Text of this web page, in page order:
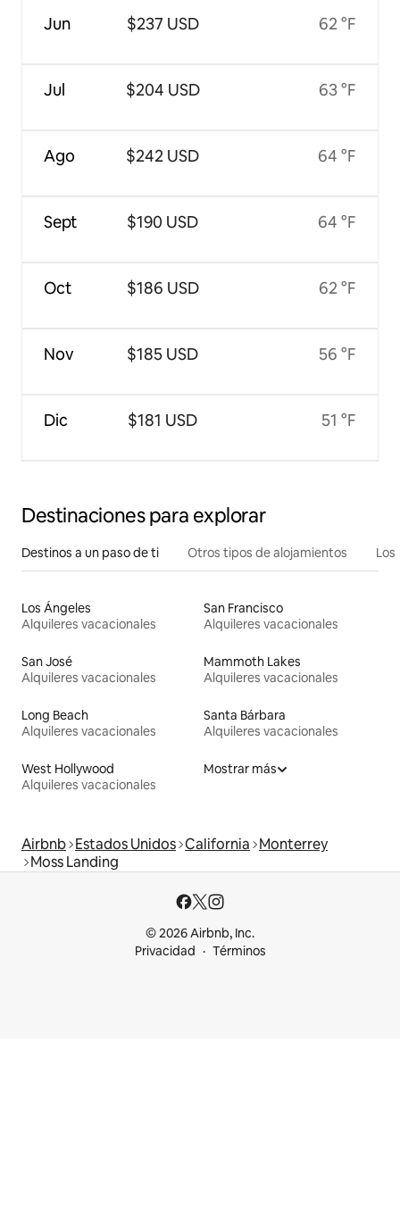
Jun
Jul
Ago
Sept
Oct
Nov
Dic
$237 USD
$204 USD
$242 USD
$190 USD
$186 USD
$185 USD
$181 USD
62 °F
63 °F
64 °F
64 °F
62 °F
56 °F
51 °F
Destinaciones para explorar
Destinos a un paso de ti Otros tipos de alojamientos
Los Ángeles
Alquileres vacacionales
San Francisco
Alquileres vacacionales
San José
Alquileres vacacionales
Mammoth Lakes
Alquileres vacacionales
Long Beach
Alquileres vacacionales
Santa Bárbara
Alquileres vacacionales
West Hollywood
Alquileres vacacionales
Mostrar más
Airbnb Estados Unidos California Monterrey
Moss Landing
© 2026 Airbnb, Inc.
Privacidad
Términos